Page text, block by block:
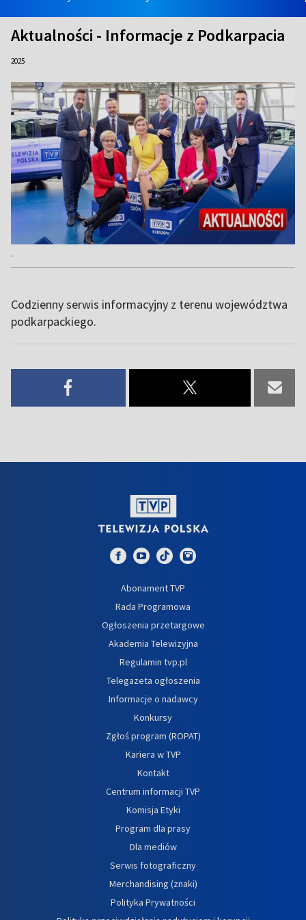
Aktualności - Informacje z Podkarpacia
2025
.
Codzienny serwis informacyjny z terenu województwa
podkarpackiego.
Abonament TVP
Rada Programowa
Ogłoszenia przetargowe
Akademia Telewizyjna
Regulamin tvp.pl
Telegazeta ogłoszenia
Informacje o nadawcy
Konkursy
Zgłoś program (ROPAT)
Kariera w TVP
Kontakt
Centrum informacji TVP
Komisja Etyki
Program dla prasy
Dla mediów
Serwis fotograficzny
Merchandising (znaki)
Polityka Prywatności